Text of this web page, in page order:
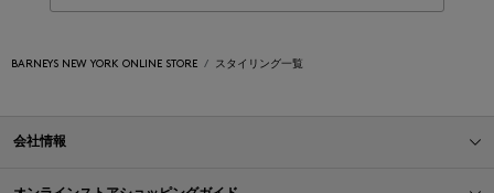
BARNEYS NEW YORK ONLINE STORE スタイリング一覧
会社情報